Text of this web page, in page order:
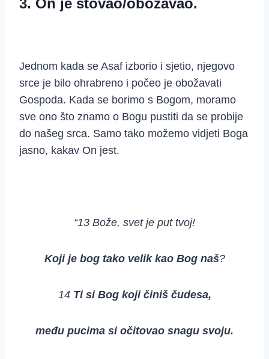
3. On je štovao/obožavao.
Jednom kada se Asaf izborio i sjetio, njegovo
srce je bilo ohrabreno i počeo je obožavati
Gospoda. Kada se borimo s Bogom, moramo
sve ono što znamo o Bogu pustiti da se probije
do našeg srca. Samo tako možemo vidjeti Boga
jasno, kakav On jest.
“13 Bože, svet je put tvoj!
Koji je bog tako velik kao Bog naš?
14 Ti si Bog koji činiš čudesa,
među pucima si očitovao snagu svoju.